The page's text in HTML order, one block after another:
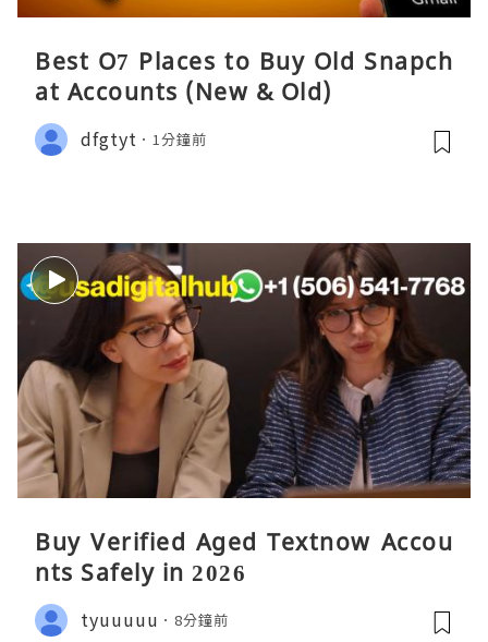
Best O7 Places to Buy Old Snapch
at Accounts (New & Old)
dfgtyt 1分鐘前
Buy Verified Aged Textnow Accou
nts Safely in 2026
tyuuuuu 8分鐘前